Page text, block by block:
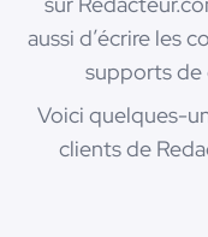
aussi d’écrire les
supports de
Voici quelques-
clients de